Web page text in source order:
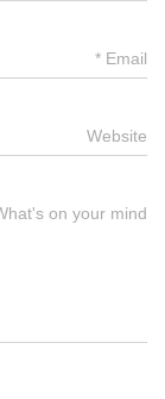
Email
*
Website
on your mind?